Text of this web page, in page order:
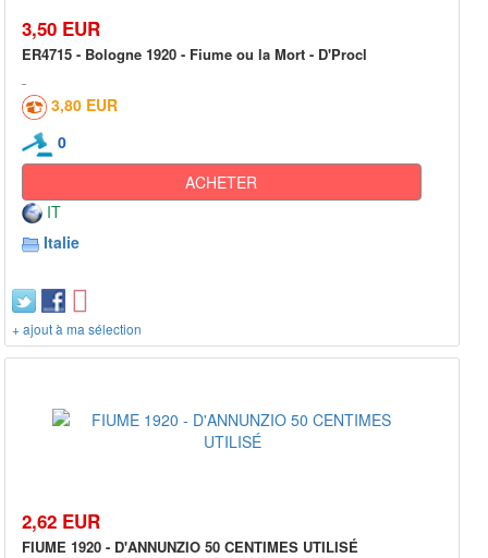
3,50 EUR
ER4715 - Bologne 1920 - Fiume ou la Mort - D'Procl
3,80 EUR
0
ACHETER
IT
Italie
+ ajout à ma sélection
2,62 EUR
FIUME 1920 - D'ANNUNZIO 50 CENTIMES UTILISÉ